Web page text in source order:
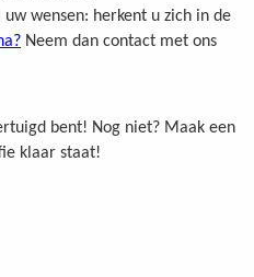
uw wensen: herkent u zich in de
Neem dan contact met ons
bent! Nog niet? Maak een
klaar staat!